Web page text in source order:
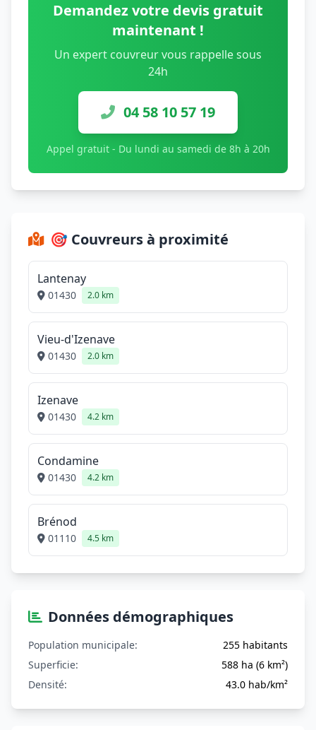
Demandez votre devis gratuit
maintenant !
Un expert couvreur vous rappelle sous
24h
04 58 10 57 19
Appel gratuit - Du lundi au samedi de 8h à 20h
🎯 Couvreurs à proximité
Lantenay
01430 2.0 km
Vieu-d'Izenave
01430 2.0 km
Izenave
01430 4.2 km
Condamine
01430 4.2 km
Brénod
01110 4.5 km
Données démographiques
Population municipale:
255 habitants
Superficie:
588 ha (6 km²)
Densité:
43.0 hab/km²